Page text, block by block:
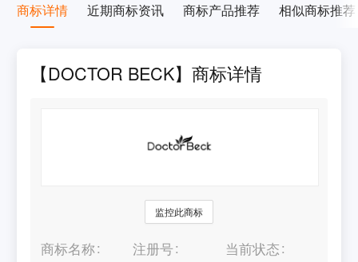
商标详情 近期商标资讯 商标产品推荐 相似商标推荐
【DOCTOR BECK】商标详情
监控此商标
商标名称
注册号
当前状态